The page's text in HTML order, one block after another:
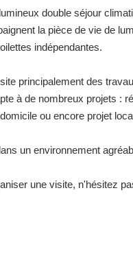
double séjour
la pièce de vie de
indépendantes.
principalement des
à de nombreux projets :
ou encore projet
un environnement
une visite, n'hésitez